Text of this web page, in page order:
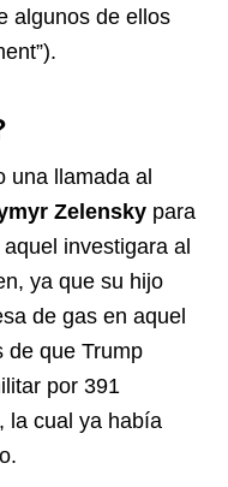
algunos de ellos
una llamada al
Zelensky para
investigara al
ya que su hijo
de gas en aquel
de que Trump
por 391
la cual ya había